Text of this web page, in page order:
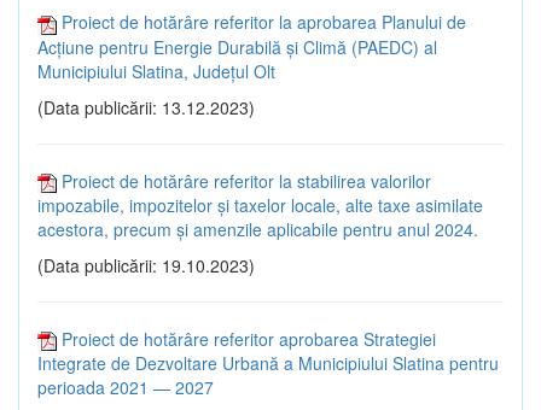
Proiect de hotărâre referitor la aprobarea Planului de
Acțiune pentru Energie Durabilă și Climă (PAEDC) al
Municipiului Slatina, Județul Olt
(Data publicării: 13.12.2023)
Proiect de hotărâre referitor la stabilirea valorilor
impozabile, impozitelor şi taxelor locale, alte taxe asimilate
acestora, precum şi amenzile aplicabile pentru anul 2024.
(Data publicării: 19.10.2023)
Proiect de hotărâre referitor aprobarea Strategiei
Integrate de Dezvoltare Urbană a Municipiului Slatina pentru
perioada 2021 — 2027